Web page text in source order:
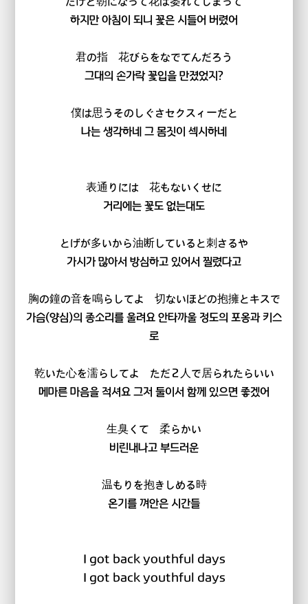
하지만 아침이 되니 꽃은 시들어 버렸어
君の指 花びらをなでてんだろう
그대의 손가락 꽃입을 만졌었지?
僕は思うそのしぐさセクスィーだと
나는 생각하네 그 몸짓이 섹시하네
表通りには 花もないくせに
거리에는 꽃도 없는대도
とげが多いから油断していると刺さるや
가시가 많아서 방심하고 있어서 찔렸다고
胸の鐘の音を鳴らしてよ 切ないほどの抱擁とキスで
가슴(양심)의 종소리를 울려요 안타까울 정도의 포옹과 키스
로
乾いた心を濡らしてよ ただ２人で居られたらいい
메마른 마음을 적셔요 그저 둘이서 함께 있으면 좋겠어
生臭くて 柔らかい
비린내나고 부드러운
温もりを抱きしめる時
온기를 껴안은 시간들
I got back youthful days
I got back youthful days